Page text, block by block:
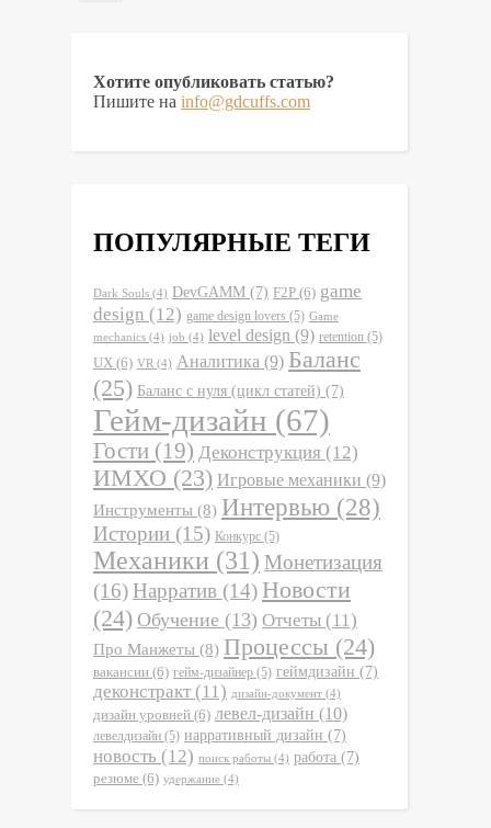
Хотите опубликовать статью?
Пишите на info@gdcuffs.com
ПОПУЛЯРНЫЕ ТЕГИ
Dark Souls (4) DevGAMM (7) F2P (6) game
design (12) game design lovers (5) Game
mechanics (4) job (4) level design (9) retention (5)
UX (6) VR (4) Аналитика (9) Баланс
(25) Баланс с нуля (цикл статей) (7)
Гейм-дизайн (67)
Гости (19) Деконструкция (12)
ИМХО (23) Игровые механики (9)
Инструменты (8) Интервью (28)
Истории (15) Конкурс (5)
Механики (31) Монетизация
(16) Нарратив (14) Новости
(24) Обучение (13) Отчеты (11)
Про Манжеты (8) Процессы (24)
вакансии (6) гейм-дизайнер (5) геймдизайн (7)
деконстракт (11) дизайн-документ (4)
дизайн уровней (6) левел-дизайн (10)
левелдизайн (5) нарративный дизайн (7)
новость (12) поиск работы (4) работа (7)
резюме (6) удержание (4)